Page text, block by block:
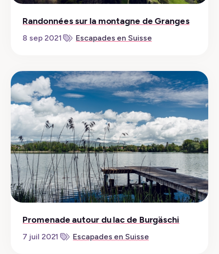
Randonnées sur la montagne de Granges
8 sep 2021 Escapades en Suisse
Promenade autour du lac de Burgäschi
7 juil 2021 Escapades en Suisse